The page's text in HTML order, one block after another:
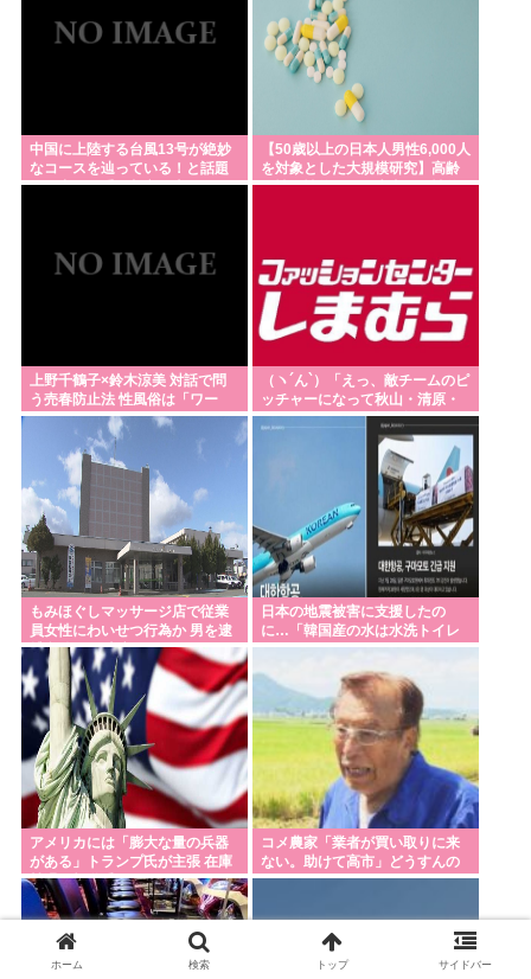
中国に上陸する台風13号が絶妙
なコースを辿っている！と話題
に、中国の重要都市の上に長々
【50歳以上の日本人男性6,000人
を対象とした大規模研究】高齢
男性の性的な最優先事項は性的
上野千鶴子×鈴木涼美 対話で問
う売春防止法 性風俗は「ワー
ク」か
（ヽ´ん`）「えっ、敵チームのピ
ッチャーになって秋山・清原・
デストラーデを三振に抑えたら
一億ですか？」→どうする？
もみほぐしマッサージ店で従業
員女性にわいせつ行為か 男を逮
捕 福島・郡山市
日本の地震被害に支援したの
に…「韓国産の水は水洗トイレ
に」
アメリカには「膨大な量の兵器
がある」トランプ氏が主張 在庫
枯渇の報道受け
コメ農家「業者が買い取りに来
ない。助けて高市」どうすんの
これ
ホーム 検索 トップ サイドバー